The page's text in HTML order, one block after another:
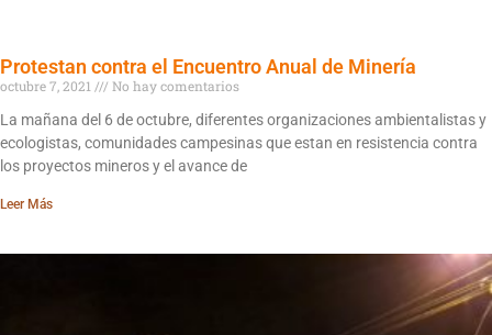
Protestan contra el Encuentro Anual de Minería
octubre 7, 2021
No hay comentarios
La mañana del 6 de octubre, diferentes organizaciones ambientalistas y
ecologistas, comunidades campesinas que estan en resistencia contra
los proyectos mineros y el avance de
Leer Más